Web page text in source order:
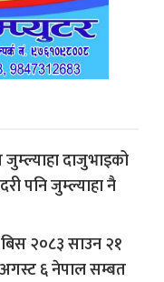
जुम्ल्याहा दाजुभाइको
पनि जुम्ल्याहा नै
२०८३ साउन २१
६ नेपाल सम्बत